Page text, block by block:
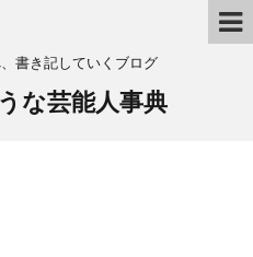
書き記していくブログ
な芸能人事典